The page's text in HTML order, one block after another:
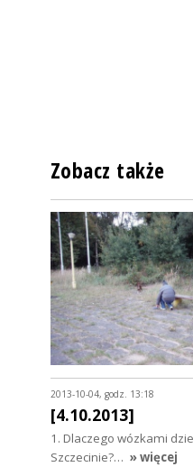
Zobacz także
2013-10-04, godz. 13:18
[4.10.2013]
1. Dlaczego wózkami
Szczecinie?… » więcej